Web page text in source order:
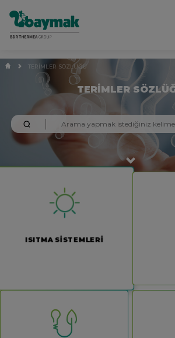
TERİMLER SÖZLÜĞÜ
TERİMLER
ISITMA SİSTEMLERİ